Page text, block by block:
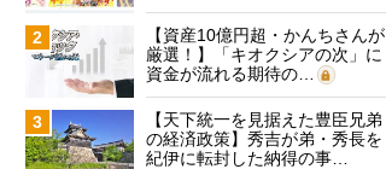
2
【資産10億円超・かんちさんが
厳選！】「キオクシアの次」に
資金が流れる期待の…
3
【天下統一を見据えた豊臣兄弟
の経済政策】秀吉が弟・秀長を
紀伊に転封した納得の事…